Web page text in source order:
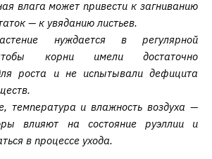
влага может привести к загниванию
— к увяданию листьев.
нуждается в регулярной
корни имели достаточно
роста и не испытывали дефицита
температура и влажность воздуха —
влияют на состояние руэллии и
в процессе ухода.